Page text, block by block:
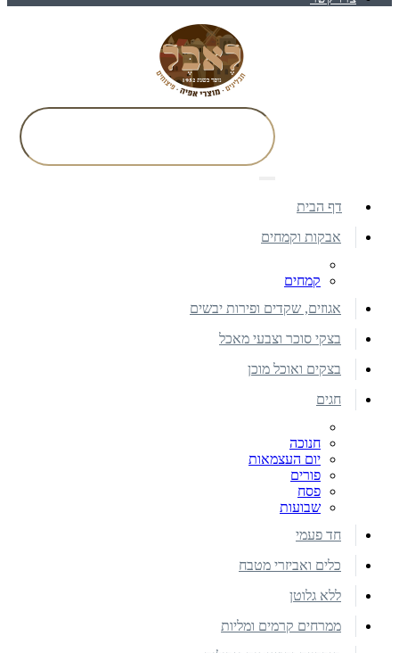
דף הבית
אבקות וקמחים
קמחים
אגוזים, שקדים ופירות יבשים
בצקי סוכר וצבעי מאכל
בצקים ואוכל מוכן
חגים
חנוכה
יום העצמאות
פורים
פסח
שבועות
חד פעמי
כלים ואביזרי מטבח
ללא גלוטן
ממרחים קרמים ומליות